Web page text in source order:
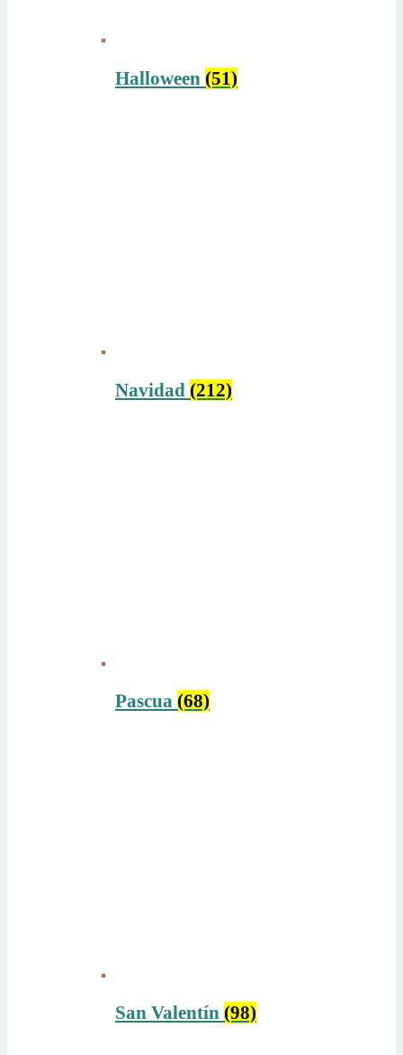
Halloween (51)
Navidad (212)
Pascua (68)
San Valentín (98)